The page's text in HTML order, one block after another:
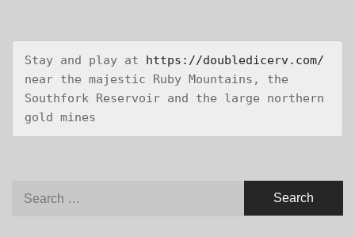
Stay and play at https://doubledicerv.com/
near the majestic Ruby Mountains, the
Southfork Reservoir and the large northern
gold mines